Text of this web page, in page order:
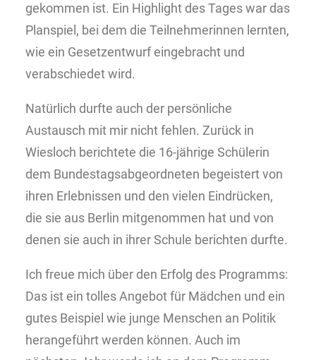
gekommen ist. Ein Highlight des Tages war das
Planspiel, bei dem die Teilnehmerinnen lernten,
wie ein Gesetzentwurf eingebracht und
verabschiedet wird.
Natürlich durfte auch der persönliche
Austausch mit mir nicht fehlen. Zurück in
Wiesloch berichtete die 16-jährige Schülerin
dem Bundestagsabgeordneten begeistert von
ihren Erlebnissen und den vielen Eindrücken,
die sie aus Berlin mitgenommen hat und von
denen sie auch in ihrer Schule berichten durfte.
Ich freue mich über den Erfolg des Programms:
Das ist ein tolles Angebot für Mädchen und ein
gutes Beispiel wie junge Menschen an Politik
herangeführt werden können. Auch im